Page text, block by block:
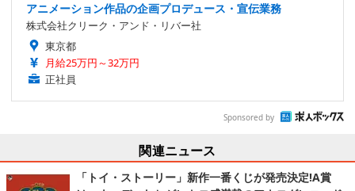
アニメーション作品の企画プロデュース・宣伝業務
株式会社クリーク・アンド・リバー社
東京都
月給25万円～32万円
正社員
Sponsored by
関連ニュース
「トイ・ストーリー」新作一番くじが発売決定!A賞